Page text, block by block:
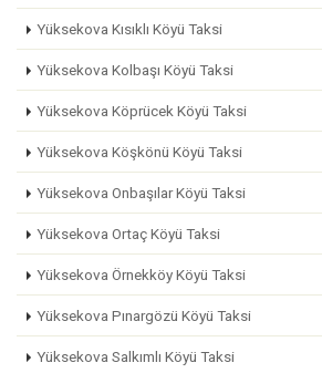
Yüksekova Kısıklı Köyü Taksi
Yüksekova Kolbaşı Köyü Taksi
Yüksekova Köprücek Köyü Taksi
Yüksekova Köşkönü Köyü Taksi
Yüksekova Onbaşılar Köyü Taksi
Yüksekova Ortaç Köyü Taksi
Yüksekova Örnekköy Köyü Taksi
Yüksekova Pınargözü Köyü Taksi
Yüksekova Salkımlı Köyü Taksi